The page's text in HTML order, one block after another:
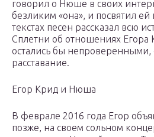
говорил о Нюше в своих
безликим «она», и посвятил
текстах песен рассказал всю
Сплетни об отношениях
остались бы непроверенными,
расставание.
Егор Крид и Нюша
В феврале 2016 года Егор
позже, на своем сольном